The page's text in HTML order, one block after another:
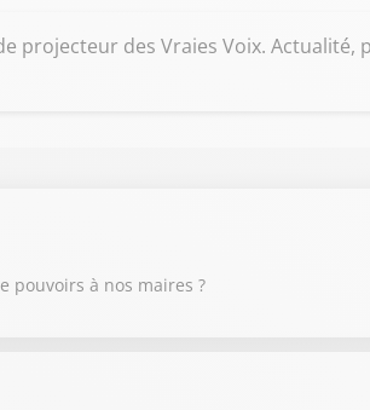
projecteur des Vraies Voix. Actualité,
pouvoirs à nos maires ?